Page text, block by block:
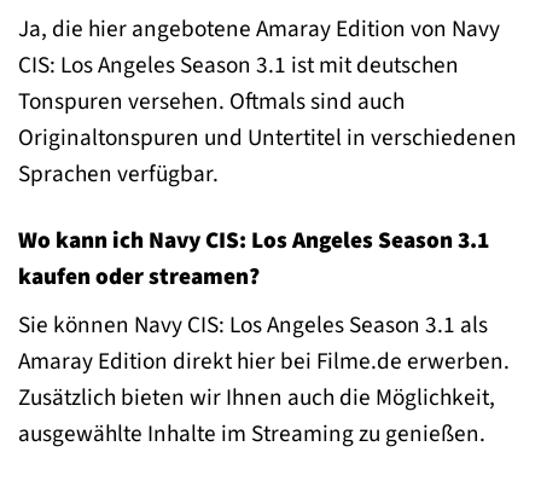
Ja, die hier angebotene Amaray Edition von Navy
CIS: Los Angeles Season 3.1 ist mit deutschen
Tonspuren versehen. Oftmals sind auch
Originaltonspuren und Untertitel in verschiedenen
Sprachen verfügbar.
Wo kann ich Navy CIS: Los Angeles Season 3.1
kaufen oder streamen?
Sie können Navy CIS: Los Angeles Season 3.1 als
Amaray Edition direkt hier bei Filme.de erwerben.
Zusätzlich bieten wir Ihnen auch die Möglichkeit,
ausgewählte Inhalte im Streaming zu genießen.